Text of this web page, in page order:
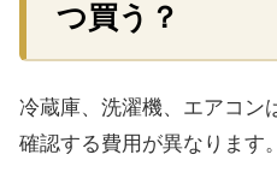
つ買う？
冷蔵庫、洗濯機、エアコン
確認する費用が異なります。